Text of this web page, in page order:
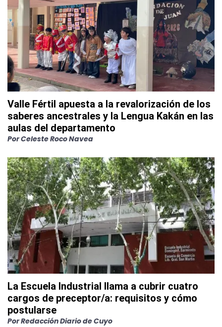
Valle Fértil apuesta a la revalorización de los
saberes ancestrales y la Lengua Kakán en las
aulas del departamento
PorCeleste Roco Navea
La Escuela Industrial llama a cubrir cuatro
cargos de preceptor/a: requisitos y cómo
postularse
PorRedacción Diario de Cuyo